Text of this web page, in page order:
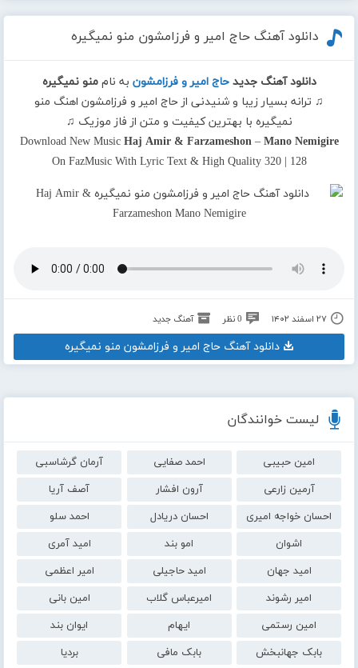
لیست خوانندگان
امین حبیبی احمد صفایی
آرمان گرشاسبی
آرمین زارعی
آرون افشار
آصف آریا
احسان خواجه امیری
احسان دریادل
احمد سلو
اشوان
امو بند
امید آمری
امید جهان
امید حاجیلی
امیر اعظمی
امیر رشوند
امیرعباس گلاب
امین بانی
امین رستمی
ایهام
ایوان بند
بابک جهانبخش
بابک مافی
بردیا
دانلود آهنگ حاج امیر و فرزامشون منو نمیگیره
دانلود آهنگ جدید حاج امیر و فرزامشون به ناممنو نمیگیره
♫ ترانه بسیار زیبا و شنیدنی از حاج امیر و فرزامشون اهنگ منو
نمیگیره با بهترین کیفیت و متن از فاز موزیک ♫
Download New Music Haj Amir & Farzameshon– Mano Nemigire
On FazMusic With Lyric Text & High Quality 320 | 128
۲۷ اسفند ۱۴۰۲ 0 نظر آهنگ جدید
دانلود آهنگ حاج امیر و فرزامشون منو نمیگیره